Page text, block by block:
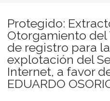
Protegido:
Otorgamiento
de registro para
explotación del
Internet, a favor
EDUARDO